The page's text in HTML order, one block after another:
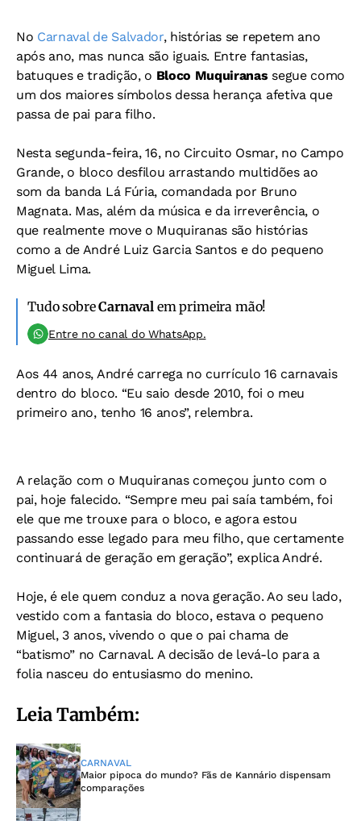
No Carnaval de Salvador, histórias se repetem ano
após ano, mas nunca são iguais. Entre fantasias,
batuques e tradição, o Bloco Muquiranas segue como
um dos maiores símbolos dessa herança afetiva que
passa de pai para filho.
Nesta segunda-feira, 16, no Circuito Osmar, no Campo
Grande, o bloco desfilou arrastando multidões ao
som da banda Lá Fúria, comandada por Bruno
Magnata. Mas, além da música e da irreverência, o
que realmente move o Muquiranas são histórias
como a de André Luiz Garcia Santos e do pequeno
Miguel Lima.
Tudo sobreCarnavalem primeira mão!
Entre no canal do WhatsApp.
Aos 44 anos, André carrega no currículo 16 carnavais
dentro do bloco. “Eu saio desde 2010, foi o meu
primeiro ano, tenho 16 anos”, relembra.
A relação com o Muquiranas começou junto com o
pai, hoje falecido. “Sempre meu pai saía também, foi
ele que me trouxe para o bloco, e agora estou
passando esse legado para meu filho, que certamente
continuará de geração em geração”, explica André.
Hoje, é ele quem conduz a nova geração. Ao seu lado,
vestido com a fantasia do bloco, estava o pequeno
Miguel, 3 anos, vivendo o que o pai chama de
“batismo” no Carnaval. A decisão de levá-lo para a
folia nasceu do entusiasmo do menino.
Leia Também:
CARNAVAL
Maior pipoca do mundo? Fãs de Kannário dispensam
comparações